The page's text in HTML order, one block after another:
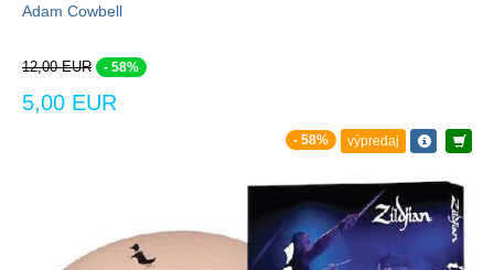
Adam Cowbell
12,00 EUR - 58%
5,00 EUR
- 58% výpredaj